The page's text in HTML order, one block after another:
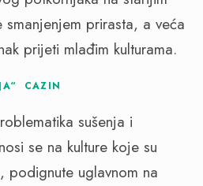
smanjenjem prirasta, a veća
prijeti mlađim kulturama.
CAZIN
sušenja i
se na kulture koje su
podignute uglavnom na